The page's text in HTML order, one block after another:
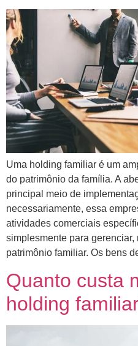
Uma holding familiar é um
do patrimônio da família. A
principal meio de
necessariamente, essa
atividades comerciais
simplesmente para
patrimônio familiar. Os bens
Quanto custa
holding